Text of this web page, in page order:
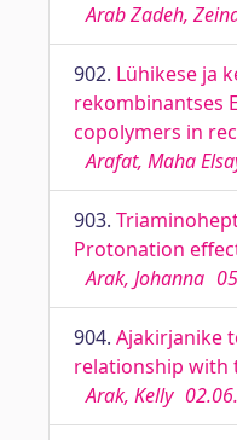
Arab Zadeh,
902. Lühikese ja
rekombinantses
copolymers in
Arafat, Maha
903.
Protonation
Arak, Johanna
904. Ajakirjanike
relationship with
Arak, Kelly